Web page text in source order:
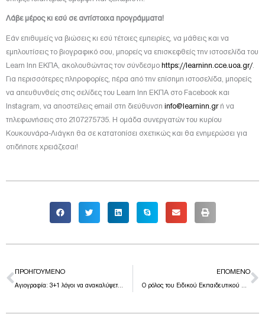
Λάβε μέρος κι εσύ σε αντίστοιχα προγράμματα!
Εάν επιθυμείς να βιώσεις κι εσύ τέτοιες εμπειρίες, να μάθεις και να
εμπλουτίσεις το βιογραφικό σου, μπορείς να επισκεφθείς την ιστοσελίδα του
Learn Inn ΕΚΠΑ, ακολουθώντας τον σύνδεσμο https://learninn.cce.uoa.gr/.
Για περισσότερες πληροφορίες, πέρα από την επίσημη ιστοσελίδα, μπορείς
να απευθυνθείς στις σελίδες του Learn Inn ΕΚΠΑ στο Facebook και
Instagram, να αποστείλεις email στη διεύθυνση info@learninn.grή να
τηλεφωνήσεις στο 2107275735. Η ομάδα συνεργατών του κυρίου
Κουκουνάρα-Λιάγκη θα σε κατατοπίσει σχετικώς και θα ενημερώσει για
οτιδήποτε χρειάζεσαι!
Prev
ΠΡΟΗΓΟΎΜΕΝΟ
Αγιογραφία: 3+1 λόγοι να ανακαλύψετε τον πλούτο της Βυζαντινής Ζωγραφικής
ΕΠΌΜΕΝΟ
Ο ρόλος του Ειδικού Εκπαιδευτικού Προσωπικού σε μαθητές με σοβαρά προβλήματα όρασης.